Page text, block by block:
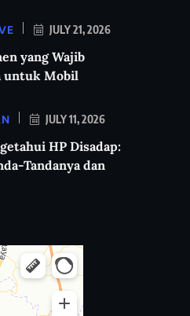
JULY 21, 2026
yang Wajib
untuk Mobil
JULY 11, 2026
HP Disadap:
Tandanya dan